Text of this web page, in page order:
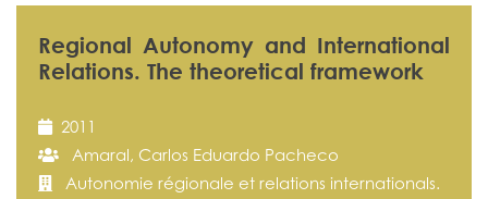
Regional Autonomy and International
Relations. The theoretical framework
2011
Amaral, Carlos Eduardo Pacheco
Autonomie régionale et relations internationals.